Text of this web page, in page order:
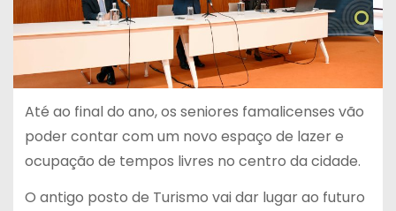
Até ao final do ano, os seniores famalicenses vão
poder contar com um novo espaço de lazer e
ocupação de tempos livres no centro da cidade.
O antigo posto de Turismo vai dar lugar ao futuro